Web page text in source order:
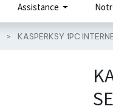
Assistance
KASPERKSY 1PC